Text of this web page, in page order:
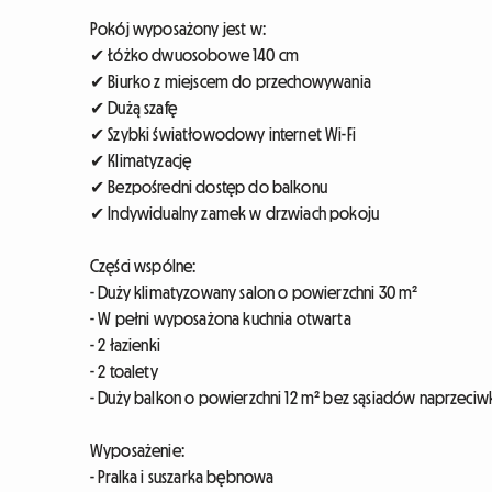
Pokój wyposażony jest w:
✔ Łóżko dwuosobowe 140 cm
✔ Biurko z miejscem do przechowywania
✔ Dużą szafę
✔ Szybki światłowodowy internet Wi-Fi
✔ Klimatyzację
✔ Bezpośredni dostęp do balkonu
✔ Indywidualny zamek w drzwiach pokoju
Części wspólne:
- Duży klimatyzowany salon o powierzchni 30 m²
- W pełni wyposażona kuchnia otwarta
- 2 łazienki
- 2 toalety
- Duży balkon o powierzchni 12 m² bez sąsiadów
Wyposażenie:
- Pralka i suszarka bębnowa